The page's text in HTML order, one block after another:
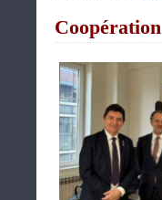
Coopération